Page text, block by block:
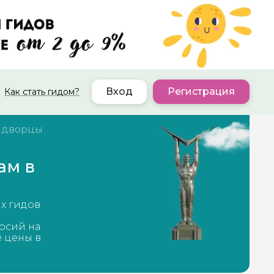
Как стать гидом? Вход Регистрация
в
гидов
на
цены в